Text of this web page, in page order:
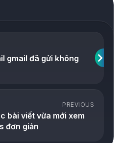
gmail đã gửi không
PREVIOUS
bài viết vừa mới xem
đơn giản